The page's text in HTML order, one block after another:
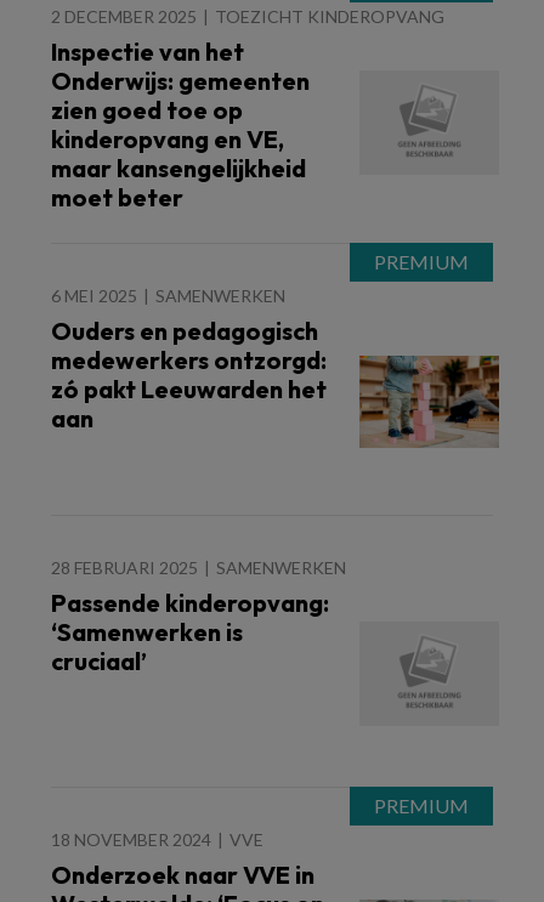
2 DECEMBER 2025 TOEZICHT KINDEROPVANG
Inspectie van het
Onderwijs: gemeenten
zien goed toe op
kinderopvang en VE,
maar kansengelijkheid
moet beter
6 MEI 2025 SAMENWERKEN
Ouders en pedagogisch
medewerkers ontzorgd:
zó pakt Leeuwarden het
aan
28 FEBRUARI 2025 SAMENWERKEN
Passende kinderopvang:
‘Samenwerken is
cruciaal’
18 NOVEMBER 2024 VVE
Onderzoek naar VVE in